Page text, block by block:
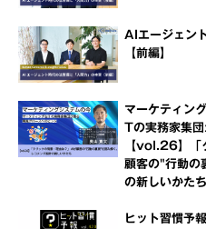
AIエージェン
【前編】
マーケティン
Tの実務家集
【vol.26】「
顧客の"行動の
の新しいかたち
ヒット習慣予